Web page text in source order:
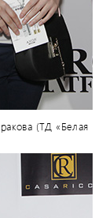
(ТД «Белая